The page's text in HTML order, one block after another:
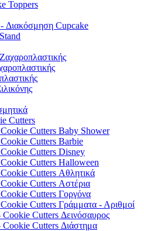
Toppers
Διακόσμηση Cupcake
Cutters
Cutters Baby Shower
Cutters Barbie
Cutters Disney
Cutters Halloween
Cutters Αθλητικά
Cutters Αστέρια
Cutters Γοργόνα
Cutters Γράμματα - Αριθμοί
Cutters Δεινόσαυρος
Cutters Διάστημα